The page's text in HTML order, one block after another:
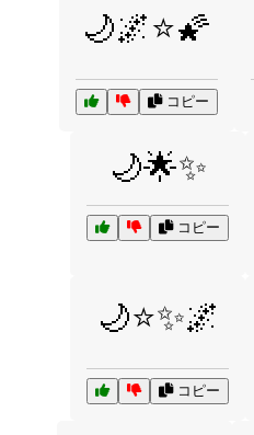
🌙🌌⭐🌠
コピー
🌙🌟✨
コピー
🌙⭐✨🌌
コピー